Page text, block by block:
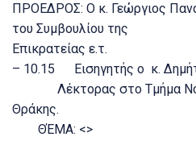
ΠΡΟΕΔΡΟΣ: Ο κ. Γεώργιος
του Συμβουλίου της
Επικρατείας ε.τ.
– 10.15 Εισηγητής ο κ.
Λέκτορας στο Τμήμα
Θράκης.
ΘΈΜΑ: <>